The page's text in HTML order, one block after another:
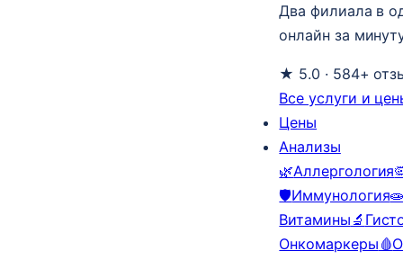
Два филиала в
онлайн за
★ 5.0 · 584+
Все услуги и
Цены
Анализы
🌿Аллергология
🛡️Иммунология
Витамины 🔬
Онкомаркеры 🩸